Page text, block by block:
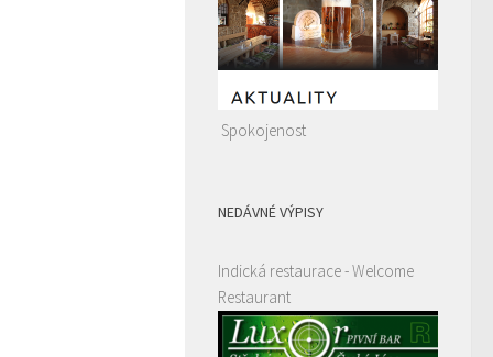
Spokojenost
NEDÁVNÉ VÝPISY
Indická restaurace - Welcome
Restaurant